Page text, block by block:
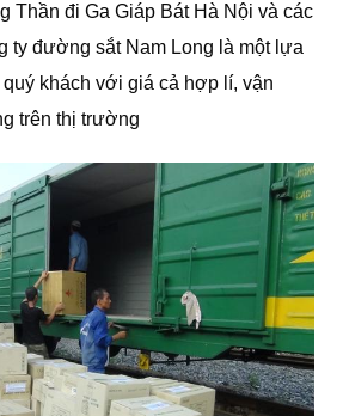
Thần đi Ga Giáp Bát Hà Nội và các
ty đường sắt Nam Long là một lựa
khách với giá cả hợp lí, vận
trên thị trường